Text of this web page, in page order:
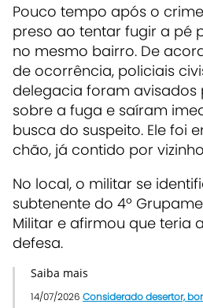
Pouco tempo após o
preso ao tentar fugir a pé
no mesmo bairro. De
de ocorrência, policiais
delegacia foram
sobre a fuga e saíram
busca do suspeito. Ele foi
chão, já contido por
No local, o militar se
subtenente do 4º
Militar e afirmou que teria
defesa.
Saiba mais
14/07/2026 Considerado desertor,